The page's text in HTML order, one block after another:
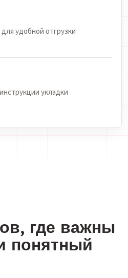
удобной отгрузки
укладки
где важны
понятный